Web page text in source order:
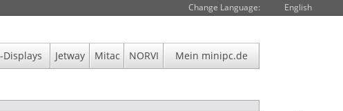
Change Language: English
Displays Jetway Mitac NORVI Mein minipc.de